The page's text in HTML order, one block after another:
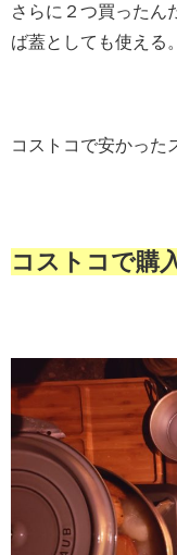
さらに２つ買ったん
ば蓋としても使える。
コストコで安かった
コストコで購